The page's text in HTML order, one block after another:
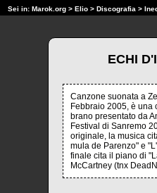
Sei in: Marok.org > Elio > Discografia >
ECHI
Canzone suonata a
Febbraio 2005, è una
brano presentato da
Festival di Sanremo
originale, la musica
mula de Parenzo" e
finale cita il piano di
McCartney (tnx